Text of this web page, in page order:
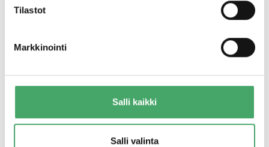
Tilastot
Markkinointi
Salli kaikki
Salli valinta
sitoutua, kun kaikki osapuolet voivat luottaa yhteistyön
hedelmällisyyteen ja tähdätä tavoitteellisesti yhteiseen
tekijöille, eli yrittäjille
sijoituskohteissamme. Näkemyksemme mukaan suurempi
osa yhtiön arvonnoususta kuuluu yrittäjille. Emme